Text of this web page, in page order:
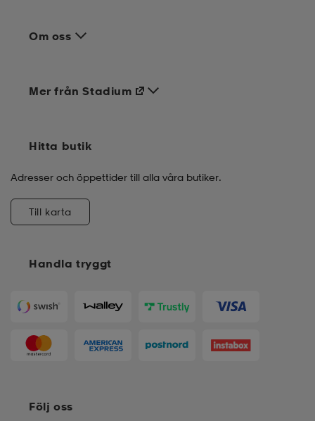
Om oss
Handla tryggt
Mer från Stadium
Hitta butik
Adresser och öppettider till alla våra butiker.
Till karta
Följ oss